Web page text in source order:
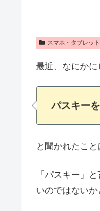
スマホ・タブレット
最近、なにか
パスキー
と聞かれたこ
「パスキー」
いのではないか